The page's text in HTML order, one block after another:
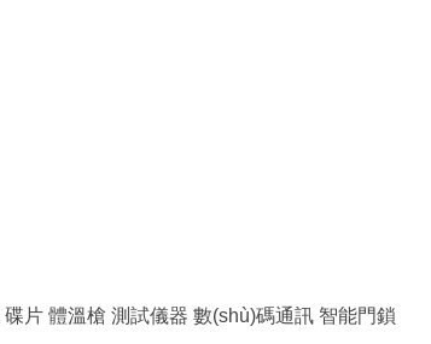
碟片 體溫槍 測試儀器 數(shù)碼通訊 智能門鎖